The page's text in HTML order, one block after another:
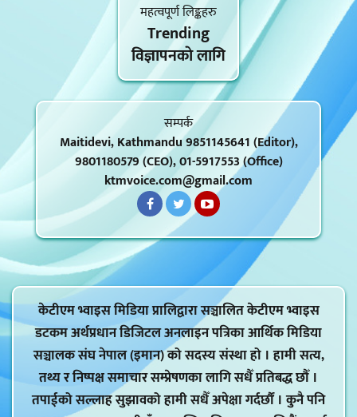
महत्वपूर्ण लिङ्कहरु
Trending
विज्ञापनकाे लागि
सम्पर्क
Maitidevi, Kathmandu 9851145641 (Editor),
9801180579 (CEO), 01-5917553 (Office)
ktmvoice.com@gmail.com
केटीएम भ्वाइस मिडिया प्रालिद्वारा सञ्चालित केटीएम भ्वाइस
डटकम अर्थप्रधान डिजिटल अनलाइन पत्रिका आर्थिक मिडिया
सञ्चालक संघ नेपाल (इमान) को सदस्य संस्था हो । हामी सत्य,
तथ्य र निष्पक्ष समाचार सम्प्रेषणका लागि सधैँ प्रतिबद्ध छौँ ।
तपाईको सल्लाह सुझावको हामी सधैँ अपेक्षा गर्दर्छौं । कुनै पनि